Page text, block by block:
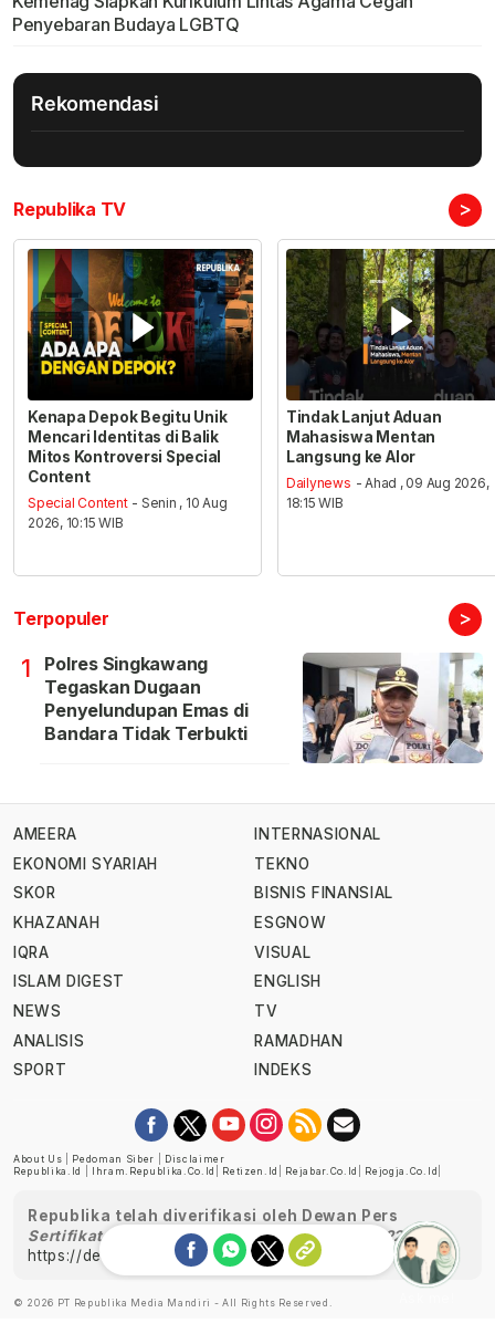
Penyebaran Budaya LGBTQ
Rekomendasi
Republika TV >
Kenapa Depok Begitu Unik
Mencari Identitas di Balik
Mitos Kontroversi Special
Content
Special Content - Senin , 10 Aug
2026, 10:15 WIB
Tindak Lanjut Aduan
Mahasiswa Mentan
Langsung ke Alor
Dailynews - Ahad , 09 Aug 2026,
18:15 WIB
Terpopuler >
1
Polres Singkawang
Tegaskan Dugaan
Penyelundupan Emas di
Bandara Tidak Terbukti
AMEERA
EKONOMI SYARIAH
SKOR
KHAZANAH
IQRA
ISLAM DIGEST
NEWS
ANALISIS
SPORT
INTERNASIONAL
TEKNO
BISNIS FINANSIAL
ESGNOW
VISUAL
ENGLISH
TV
RAMADHAN
INDEKS
About Us Pedoman Siber
Disclaimer
Republika.id
Ihram.republika.co.id Retizen.id Rejabar.co.id Rejogja.co.id
Republika telah diverifikasi oleh Dewan Pers
Sertifikat Nomor 1058/DP-Verifikasi/K/XII/2022
https://dewanpers.or.id/data/perusahaanpers
© 2026 PT Republika Media Mandiri - All Rights Reserved.